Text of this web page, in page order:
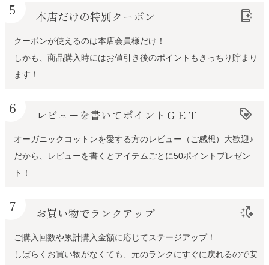
5 本店だけの特別クーポン app_shortcut
クーポンが使えるのは本店会員様だけ！
しかも、商品購入時にはお値引き後のポイントもきっちり貯まり
ます！
6 レビューを書いてポイントＧＥＴ loyalty
オーガニックコットンを愛する方のレビュー（ご感想）大歓迎♪
だから、レビューを書くとアイテムごとに50ポイントプレゼン
ト！
7 お買い物でランクアップ switch_access_shortcut_add
ご購入回数や累計購入金額に応じてステージアップ！
しばらくお買い物がなくても、元のランクにすぐに戻れるので安